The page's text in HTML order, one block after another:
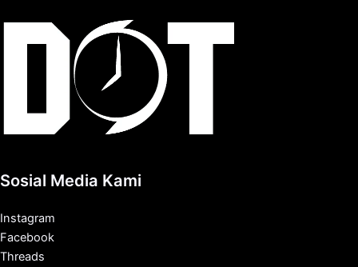
Sosial Media Kami
Instagram
Facebook
Threads